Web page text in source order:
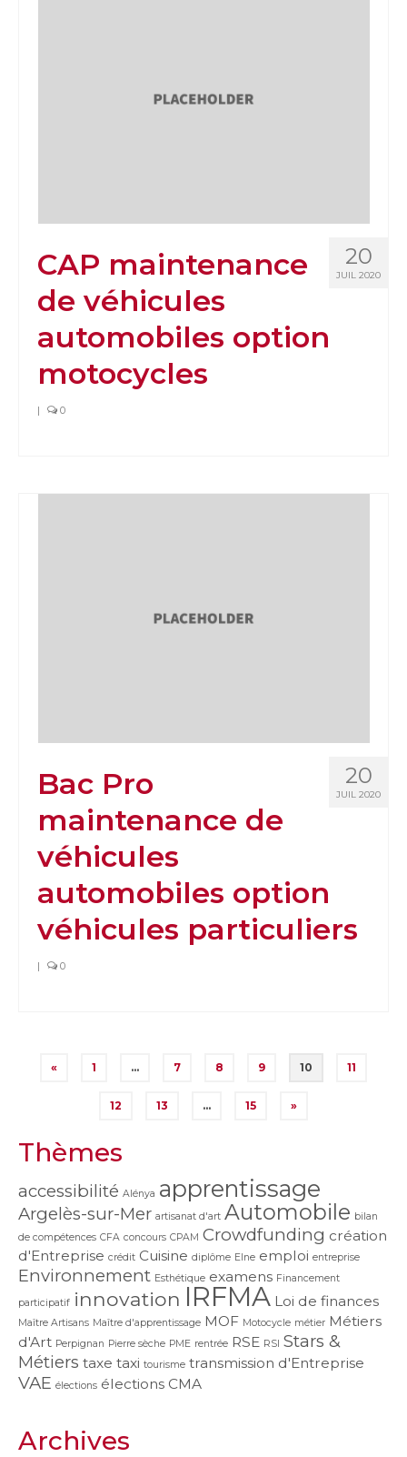
20
JUIL 2020
CAP maintenance
de véhicules
automobiles option
motocycles
| 0
20
JUIL 2020
Bac Pro
maintenance de
véhicules
automobiles option
véhicules particuliers
| 0
Pagination
publications
« 1 … 7 8 9 10 11
12 13 … 15 »
Thèmes
accessibilité Alénya apprentissage
Argelès-sur-Mer artisanat d'art Automobile bilan
de compétences CFA concours CPAM Crowdfunding création
d'Entreprise crédit Cuisine diplôme Elne emploi entreprise
Environnement Esthétique examens Financement
participatif innovation IRFMA Loi de finances
Maître Artisans Maître d'apprentissage MOF Motocycle métier Métiers
d'Art Perpignan Pierre sèche PME rentrée RSE RSI Stars &
Métiers taxe taxi tourisme transmission d'Entreprise
VAE élections élections CMA
Archives